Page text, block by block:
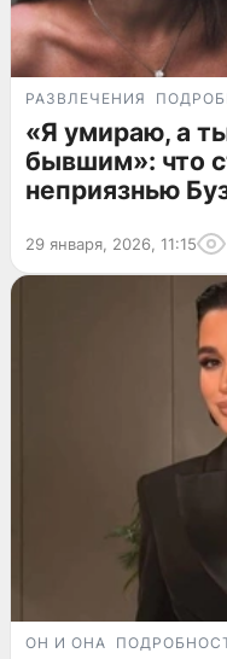
РАЗВЛЕЧЕНИЯ
«Я умираю, а
бывшим»: что
неприязнью
29 января, 2026, 11:15
ОН И ОНА